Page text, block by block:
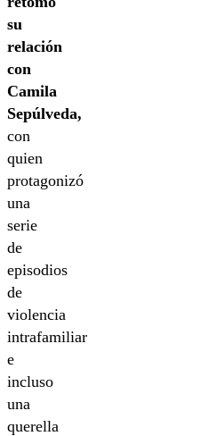
su
relación
con
Camila
Sepúlveda,
con
quien
protagonizó
una
serie
de
episodios
de
violencia
intrafamiliar
e
incluso
una
querella